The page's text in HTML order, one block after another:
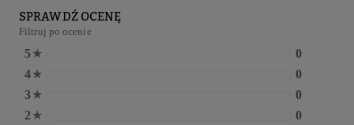
SPRAWDŹ OCENĘ
Filtruj po ocenie
5★
0
4★
0
3★
0
2 ★
0